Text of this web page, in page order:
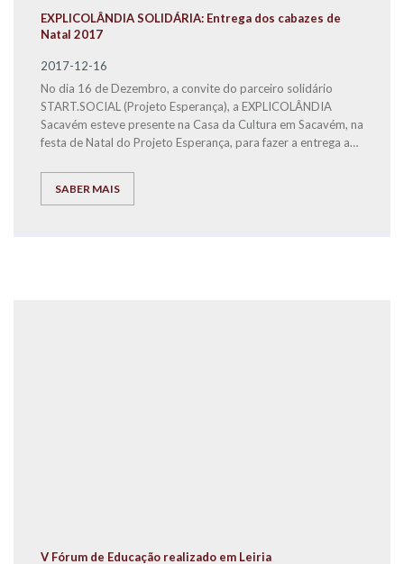
EXPLICOLÂNDIA SOLIDÁRIA: Entrega dos cabazes de
Natal 2017
2017-12-16
No dia 16 de Dezembro, a convite do parceiro solidário
START.SOCIAL (Projeto Esperança), a EXPLICOLÂNDIA
Sacavém esteve presente na Casa da Cultura em Sacavém, na
festa de Natal do Projeto Esperança, para fazer a entrega a
SABER MAIS
V Fórum de Educação realizado em Leiria